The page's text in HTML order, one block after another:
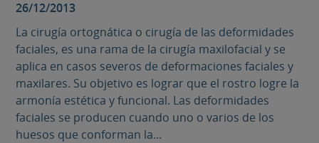
26/12/2013
La cirugía ortognática o cirugía de las deformidades
faciales, es una rama de la cirugía maxilofacial y se
aplica en casos severos de deformaciones faciales y
maxilares. Su objetivo es lograr que el rostro logre la
armonía estética y funcional. Las deformidades
faciales se producen cuando uno o varios de los
huesos que conforman la...